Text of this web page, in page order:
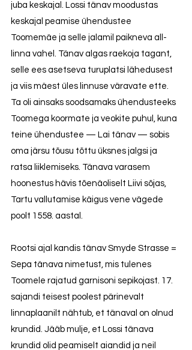
juba keskajal. Lossi tänav moodustas
keskajal peamise ühendustee
Toomemäe ja selle jalamil paikneva all-
linna vahel. Tänav algas raekoja tagant,
selle ees asetseva turuplatsi lähedusest
ja viis mäest üles linnuse väravate ette.
Ta oli ainsaks soodsamaks ühendusteeks
Toomega koormate ja veokite puhul, kuna
teine ühendustee — Lai tänav — sobis
oma järsu tõusu tõttu üksnes jalgsi ja
ratsa liiklemiseks. Tänava varasem
hoonestus hävis tõenäoliselt Liivi sõjas,
Tartu vallutamise käigus vene vägede
poolt 1558. aastal.
Rootsi ajal kandis tänav Smyde Strasse =
Sepa tänava nimetust, mis tulenes
Toomele rajatud garnisoni sepikojast. 17.
sajandi teisest poolest pärinevalt
linnaplaanilt nähtub, et tänaval on olnud
krundid. Jääb mulje, et Lossi tänava
krundid olid peamiselt aiandid ja neil